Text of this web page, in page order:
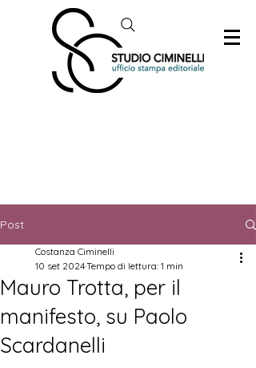
Post
Mauro Trotta, per il
manifesto, su Paolo
Scardanelli
Costanza Ciminelli
10 set 2024Tempo di lettura: 1 min